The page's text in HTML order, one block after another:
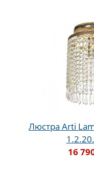
Люстра Arti
16